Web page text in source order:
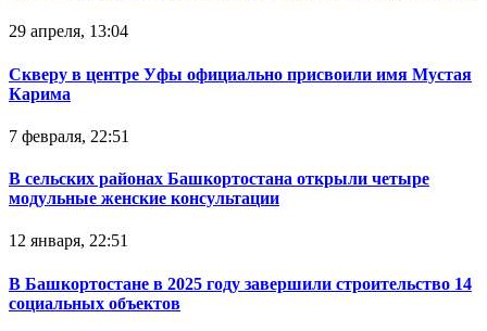
29 апреля, 13:04
Скверу в центре Уфы официально присвоили имя Мустая
Карима
7 февраля, 22:51
В сельских районах Башкортостана открыли четыре
модульные женские консультации
12 января, 22:51
В Башкортостане в 2025 году завершили строительство 14
социальных объектов